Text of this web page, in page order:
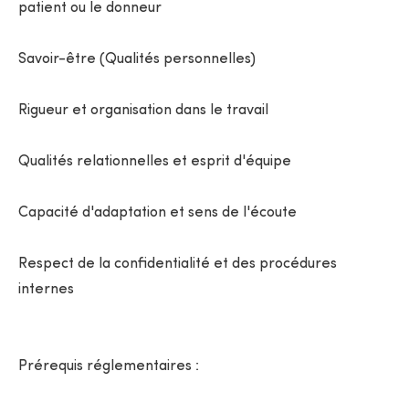
patient ou le donneur
Savoir-être (Qualités personnelles)
Rigueur et organisation dans le travail
Qualités relationnelles et esprit d'équipe
Capacité d'adaptation et sens de l'écoute
Respect de la confidentialité et des procédures
internes
Prérequis réglementaires :